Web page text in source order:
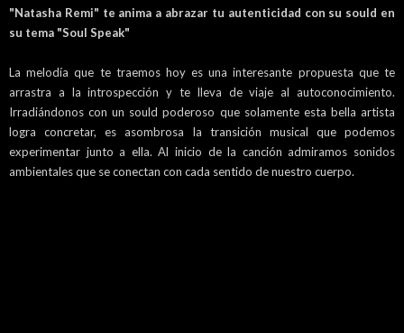
"Natasha Remi" te anima a abrazar tu autenticidad con su sould en
su tema "Soul Speak"
La melodía que te traemos hoy es una interesante propuesta que te
arrastra a la introspección y te lleva de viaje al autoconocimiento.
Irradiándonos con un sould poderoso que solamente esta bella artista
logra concretar, es asombrosa la transición musical que podemos
experimentar junto a ella. Al inicio de la canción admiramos sonidos
ambientales que se conectan con cada sentido de nuestro cuerpo.